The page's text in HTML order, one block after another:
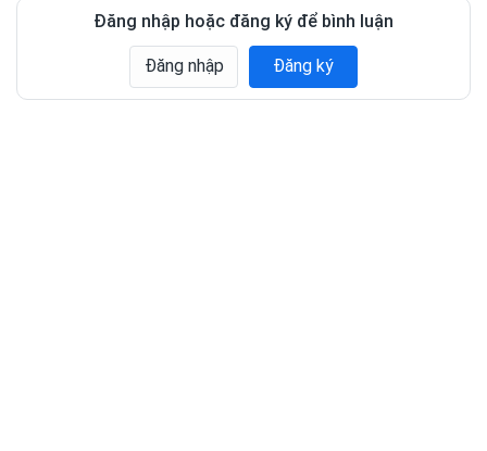
Đăng nhập hoặc đăng ký để bình luận
Đăng nhập Đăng ký